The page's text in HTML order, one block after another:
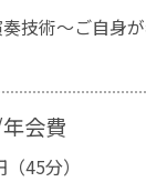
技術〜ご自身
会費
45分）